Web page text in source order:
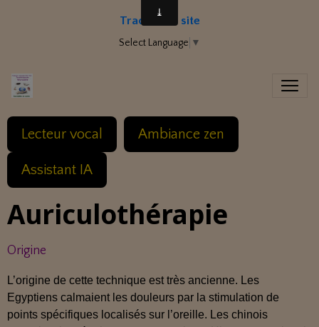
Traduire le site
Select Language ▼
Lecteur vocal Ambiance zen
Assistant IA
Auriculothérapie
Origine
L’origine de cette technique est très ancienne. Les
Egyptiens calmaient les douleurs par la stimulation de
points spécifiques localisés sur l’oreille. Les chinois